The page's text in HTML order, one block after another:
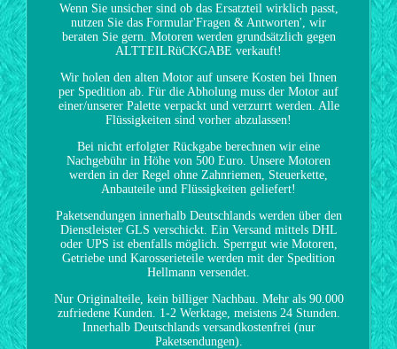
Wenn Sie unsicher sind ob das Ersatzteil wirklich passt,
nutzen Sie das Formular'Fragen & Antworten', wir
beraten Sie gern. Motoren werden grundsätzlich gegen
ALTTEILRüCKGABE verkauft!
Wir holen den alten Motor auf unsere Kosten bei Ihnen
per Spedition ab. Für die Abholung muss der Motor auf
einer/unserer Palette verpackt und verzurrt werden. Alle
Flüssigkeiten sind vorher abzulassen!
Bei nicht erfolgter Rückgabe berechnen wir eine
Nachgebühr in Höhe von 500 Euro. Unsere Motoren
werden in der Regel ohne Zahnriemen, Steuerkette,
Anbauteile und Flüssigkeiten geliefert!
Paketsendungen innerhalb Deutschlands werden über den
Dienstleister GLS verschickt. Ein Versand mittels DHL
oder UPS ist ebenfalls möglich. Sperrgut wie Motoren,
Getriebe und Karosserieteile werden mit der Spedition
Hellmann versendet.
Nur Originalteile, kein billiger Nachbau. Mehr als 90.000
zufriedene Kunden. 1-2 Werktage, meistens 24 Stunden.
Innerhalb Deutschlands versandkostenfrei (nur
Paketsendungen).